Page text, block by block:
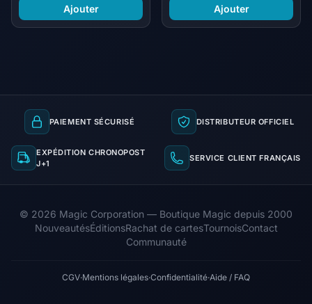
Ajouter Ajouter
PAIEMENT SÉCURISÉ DISTRIBUTEUR OFFICIEL
EXPÉDITION CHRONOPOST
J+1
SERVICE CLIENT FRANÇAIS
© 2026 Magic Corporation — Boutique Magic depuis 2000
NouveautésÉditionsRachat de cartesTournoisContact
Communauté
CGV·Mentions légales·Confidentialité·Aide / FAQ